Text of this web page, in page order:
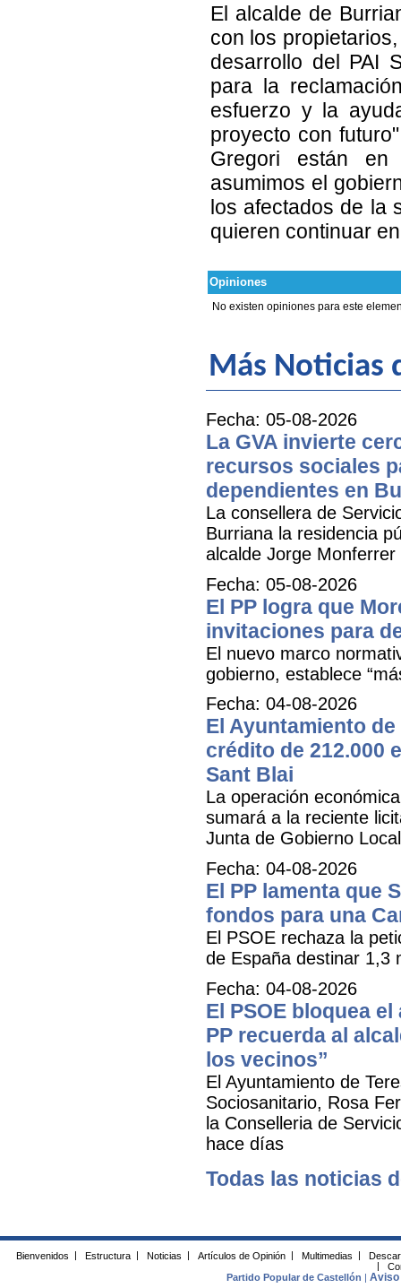
El alcalde de
con los
desarrollo del PAI
para la
esfuerzo y la
proyecto con
Gregori están en
asumimos el
los afectados de la
quieren continuar
Opiniones
No existen opiniones para este
Más Noticias
Fecha: 05-08-2026
La GVA invierte
recursos sociales
dependientes en
La consellera de
Burriana la residencia
alcalde Jorge Monferrer
Fecha: 05-08-2026
El PP logra que
invitaciones para
El nuevo marco
gobierno, establece
Fecha: 04-08-2026
El Ayuntamiento
crédito de 212.000
Sant Blai
La operación
sumará a la reciente
Junta de Gobierno
Fecha: 04-08-2026
El PP lamenta que
fondos para una
El PSOE rechaza la
de España destinar 1,3
Fecha: 04-08-2026
El PSOE bloquea
PP recuerda al
los vecinos”
El Ayuntamiento de
Sociosanitario, Rosa
la Conselleria de
hace días
Todas las noticias
Bienvenidos Estructura Noticias Artículos de Opinión Multimedias
Partido Popular de Castellón
|Aviso